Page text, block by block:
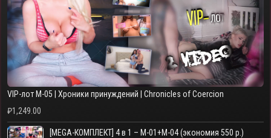
VIP-лот M-05 | Хроники принуждений | Chronicles of Coercion
₽1,249.00
[MEGA-КОМПЛЕКТ] 4 в 1 – M-01+M-04 (экономия 550 р.)